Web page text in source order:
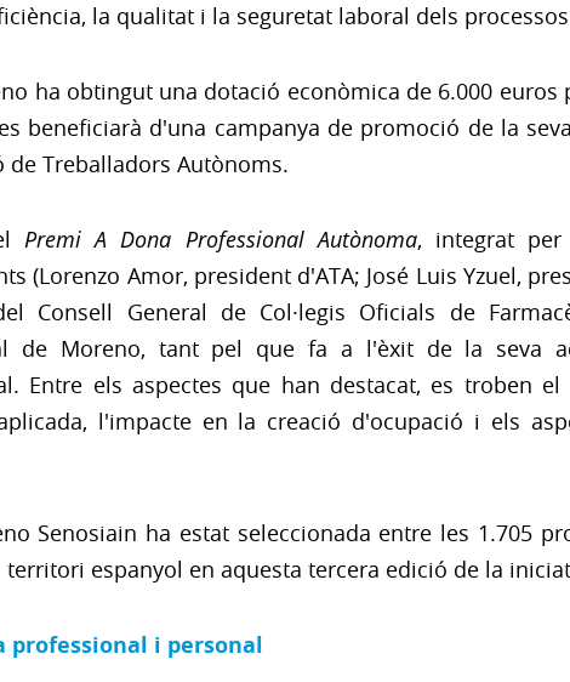
la qualitat i la seguretat laboral dels
ha obtingut una dotació econòmica de 6.000
beneficiarà d'una campanya de promoció de la
de Treballadors Autònoms.
Premi A Dona Professional Autònoma, integrat per
(Lorenzo Amor, president d'ATA; José Luis Yzuel,
Consell General de Col·legis Oficials de
de Moreno, tant pel que fa a l'èxit de la seva
Entre els aspectes que han destacat, es troben
l'impacte en la creació d'ocupació i els
Senosiain ha estat seleccionada entre les 1.705
espanyol en aquesta tercera edició de la
professional i personal